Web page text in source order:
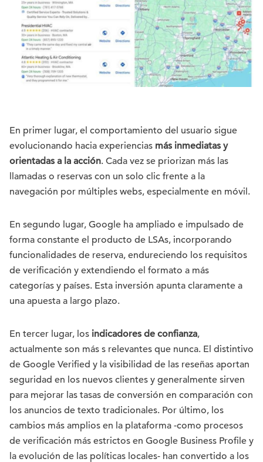
En primer lugar, el comportamiento del usuario sigue
evolucionando hacia experiencias más inmediatas y
orientadas a la acción. Cada vez se priorizan más las
llamadas o reservas con un solo clic frente a la
navegación por múltiples webs, especialmente en móvil.
En segundo lugar, Google ha ampliado e impulsado de
forma constante el producto de LSAs, incorporando
funcionalidades de reserva, endureciendo los requisitos
de verificación y extendiendo el formato a más
categorías y países. Esta inversión apunta claramente a
una apuesta a largo plazo.
En tercer lugar, los indicadores de confianza,
actualmente son más s relevantes que nunca. El distintivo
de Google Verified y la visibilidad de las reseñas aportan
seguridad en los nuevos clientes y generalmente sirven
para mejorar las tasas de conversión en comparación con
los anuncios de texto tradicionales. Por último, los
cambios más amplios en la plataforma -como procesos
de verificación más estrictos en Google Business Profile y
la evolución de las políticas locales- han convertido a los